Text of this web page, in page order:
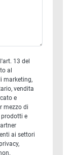
13 del
al
marketing,
vendita
e
mezzo di
prodotti e
ai settori